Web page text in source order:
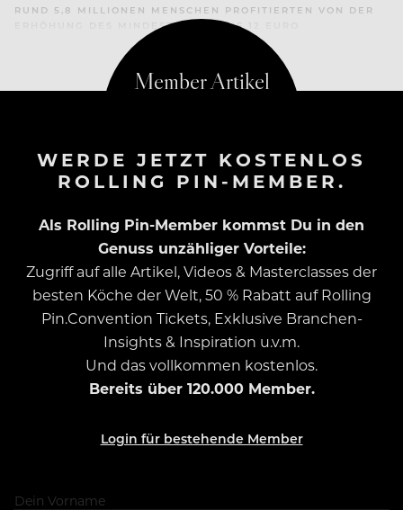
RUND 5,8 MILLIONEN MENSCHEN PROFITIERTEN VON DER
ERHÖHUNG DES MINDESTLOHNS AUF 12 EURO
WERDE JETZT KOSTENLOS
ROLLING PIN-MEMBER.
Als Rolling Pin-Member kommst Du in den
Genuss unzähliger Vorteile:
Zugriff auf alle Artikel, Videos & Masterclasses der
besten Köche der Welt, 50 % Rabatt auf Rolling
Pin.Convention Tickets, Exklusive Branchen-
Insights & Inspiration u.v.m.
Und das vollkommen kostenlos.
Bereits über 120.000 Member.
Login für bestehende Member
Dein Vorname